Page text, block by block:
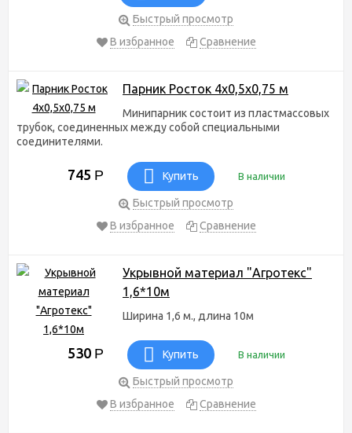
Быстрый просмотр
В избранное
Сравнение
Парник Росток 4х0,5х0,75 м
Минипарник состоит из пластмассовых
трубок, соединенных между собой специальными
соединителями.
745 Р Купить В наличии
Быстрый просмотр
В избранное
Сравнение
Укрывной материал "Агротекс"
1,6*10м
Ширина 1,6 м., длина 10м
530 Р Купить В наличии
Быстрый просмотр
В избранное
Сравнение